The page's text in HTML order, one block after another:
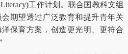
工作计划。联合国教科文组
期望透过广泛教育和提升青年关
保育方案，创造更光明、更符合